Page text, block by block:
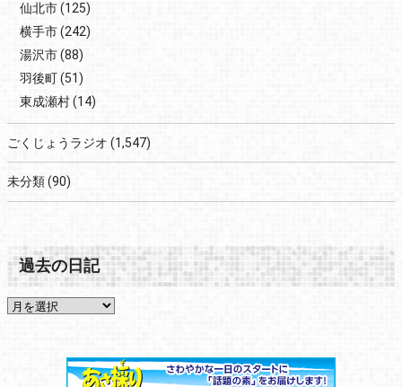
仙北市(125)
横手市(242)
湯沢市(88)
羽後町(51)
東成瀬村(14)
ごくじょうラジオ (1,547)
未分類(90)
過去の日記